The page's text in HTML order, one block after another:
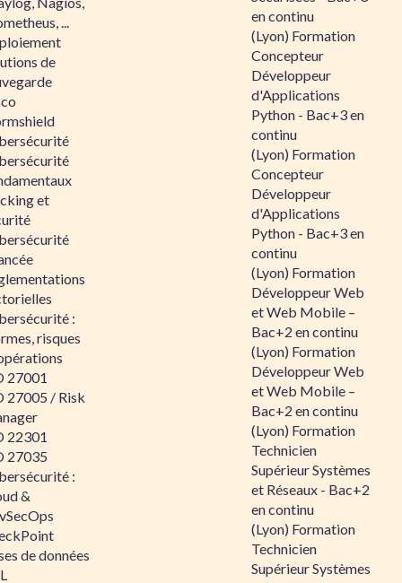
...
de
et
:
risques
27001
27005 / Risk
22301
27035
:
&
de données
en continu
(Lyon) Formation
Concepteur
Développeur
d'Applications
Python - Bac+3 en
continu
(Lyon) Formation
Concepteur
Développeur
d'Applications
Python - Bac+3 en
continu
(Lyon) Formation
Développeur Web
et Web Mobile –
Bac+2 en continu
(Lyon) Formation
Développeur Web
et Web Mobile –
Bac+2 en continu
(Lyon) Formation
Technicien
Supérieur Systèmes
et Réseaux - Bac+2
en continu
(Lyon) Formation
Technicien
Supérieur Systèmes